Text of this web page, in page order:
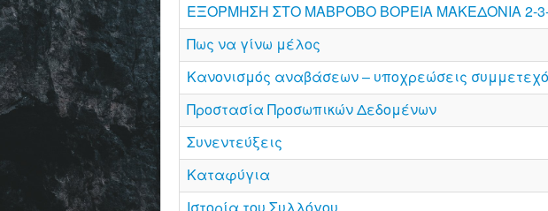
ΕΞΟΡΜΗΣΗ ΣΤΟ ΜΑΒΡΟΒΟ ΒΟΡΕΙΑ ΜΑΚΕΔΟΝΙΑ 2-3-
Πως να γίνω μέλος
Κανονισμός αναβάσεων – υποχρεώσεις
Προστασία Προσωπικών Δεδομένων
Συνεντεύξεις
Καταφύγια